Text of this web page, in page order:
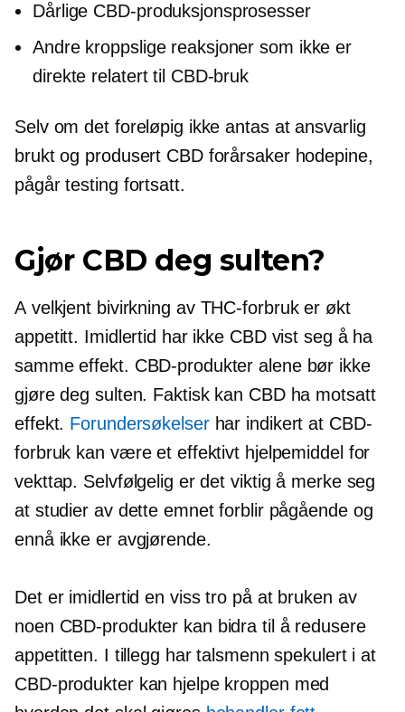
Dårlige CBD-produksjonsprosesser
Andre kroppslige reaksjoner som ikke er
direkte relatert til CBD-bruk
Selv om det foreløpig ikke antas at ansvarlig
brukt og produsert CBD forårsaker hodepine,
pågår testing fortsatt.
Gjør CBD deg sulten?
A velkjent bivirkning av THC-forbruk er økt
appetitt. Imidlertid har ikke CBD vist seg å ha
samme effekt. CBD-produkter alene bør ikke
gjøre deg sulten. Faktisk kan CBD ha motsatt
effekt. Forundersøkelserhar indikert at CBD-
forbruk kan være et effektivt hjelpemiddel for
vekttap. Selvfølgelig er det viktig å merke seg
at studier av dette emnet forblir pågående og
ennå ikke er avgjørende.
Det er imidlertid en viss tro på at bruken av
noen CBD-produkter kan bidra til å redusere
appetitten. I tillegg har talsmenn spekulert i at
CBD-produkter kan hjelpe kroppen med